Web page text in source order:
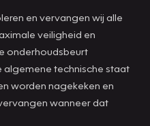
en vervangen wij alle
veiligheid en
onderhoudsbeurt
technische staat
worden nagekeken en
wanneer dat